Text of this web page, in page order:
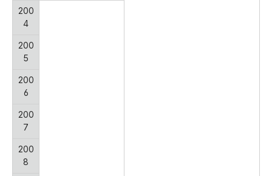
200
4
200
5
200
6
200
7
200
8